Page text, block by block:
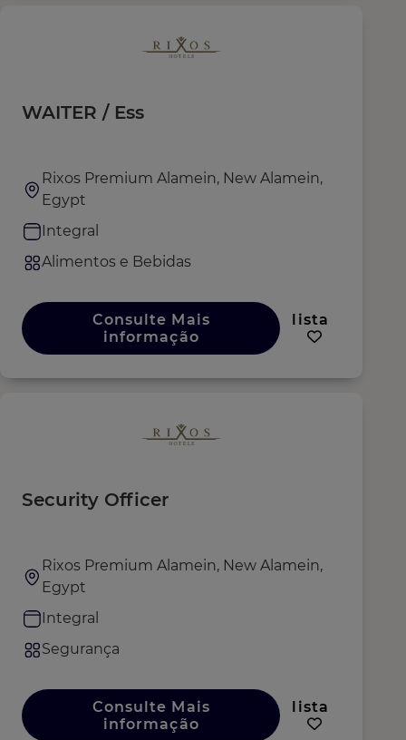
WAITER / Ess
Rixos Premium Alamein, New Alamein,
Egypt
Integral
Alimentos e Bebidas
Consulte Mais
informação
lista
Security Officer
Rixos Premium Alamein, New Alamein,
Egypt
Integral
Segurança
Consulte Mais
informação
lista